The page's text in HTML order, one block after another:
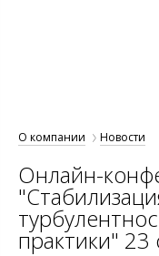
О компании Новости
Онлайн-
практики" 23